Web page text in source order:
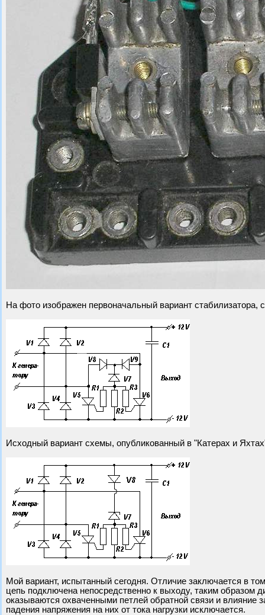
На фото изображен первоначальный вариант стабилизатора,
Исходный вариант схемы, опубликованный в "Катерах и
Мой вариант, испытанный сегодня. Отличие заключается в
цепь подключена непосредственно к выходу, таким образом
оказываются охваченными петлей обратной связи и влияние
падения напряжения на них от тока нагрузки исключается.